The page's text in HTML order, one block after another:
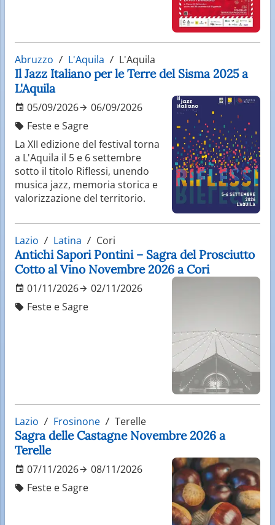
Abruzzo L'Aquila L'Aquila
Il Jazz Italiano per le Terre del Sisma 2025 a
L'Aquila
05/09/2026
06/09/2026
Feste e Sagre
La XII edizione del festival torna
a L'Aquila il 5 e 6 settembre
sotto il titolo Riflessi, unendo
musica jazz, memoria storica e
valorizzazione del territorio.
Lazio Latina Cori
Antichi Sapori Pontini – Sagra del Prosciutto
Cotto al Vino Novembre 2026 a Cori
01/11/2026
02/11/2026
Feste e Sagre
Lazio Frosinone Terelle
Sagra delle Castagne Novembre 2026 a
Terelle
07/11/2026
08/11/2026
Feste e Sagre